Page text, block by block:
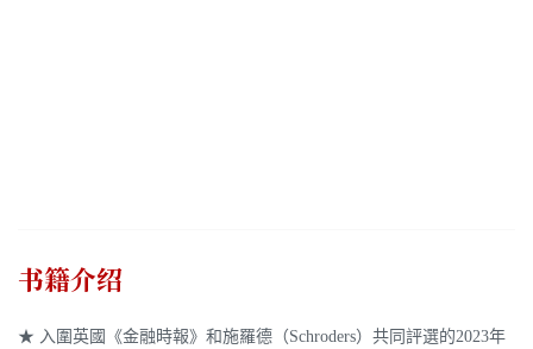
书籍介绍
★ 入圍英國《金融時報》和施羅德（Schroders）共同評選的2023年